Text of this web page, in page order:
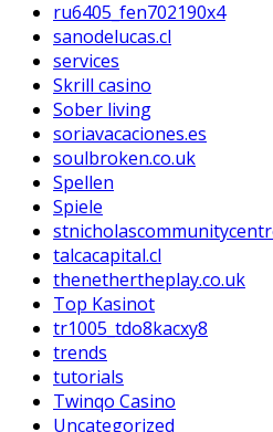
ru6405_fen702190x4
sanodelucas.cl
services
Skrill casino
Sober living
soriavacaciones.es
soulbroken.co.uk
Spellen
Spiele
talcacapital.cl
thenethertheplay.co.uk
Top Kasinot
tr1005_tdo8kacxy8
trends
tutorials
Twinqo Casino
Uncategorized